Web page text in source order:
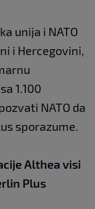
unija i NATO
i Hercegovini,
1.100
NATO da
sporazume.
Althea visi
Plus